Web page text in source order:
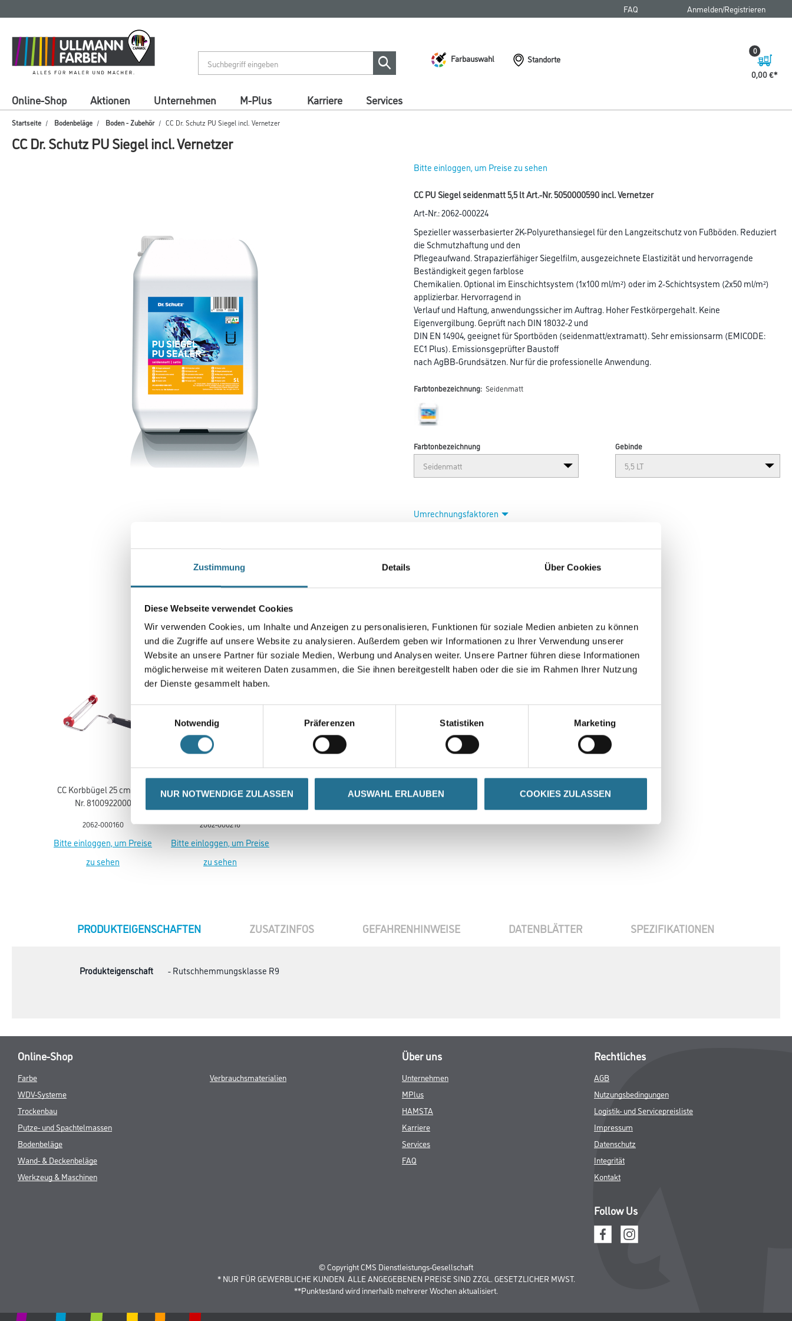
Zustimmung Details Über Cookies
Diese Webseite verwendet Cookies
Wir verwenden Cookies, um Inhalte und Anzeigen zu personalisieren, Funktionen für soziale Medien anbieten zu können
und die Zugriffe auf unsere Website zu analysieren. Außerdem geben wir Informationen zu Ihrer Verwendung unserer
Website an unsere Partner für soziale Medien, Werbung und Analysen weiter. Unsere Partner führen diese Informationen
möglicherweise mit weiteren Daten zusammen, die Sie ihnen bereitgestellt haben oder die sie im Rahmen Ihrer Nutzung
der Dienste gesammelt haben.
Notwendig
Präferenzen Statistiken Marketing
NUR NOTWENDIGE ZULASSEN AUSWAHL ERLAUBEN COOKIES ZULASSEN
springen
springen
FAQ Anmelden/Registrieren
Farbauswahl
Standorte
0,00 €
0
Online-Shop Aktionen Unternehmen M-Plus Karriere Services
Startseite Bodenbeläge Boden - Zubehör CC Dr. Schutz PU Siegel incl. Vernetzer
CC Dr. Schutz PU Siegel incl. Vernetzer
Bitte einloggen, um Preise zu sehen
CC PU Siegel seidenmatt 5,5 lt Art.-Nr. 5050000590 incl. Vernetzer
Art-Nr.:2062-000224
Spezieller wasserbasierter 2K-Polyurethansiegel für den Langzeitschutz von Fußböden. Reduziert
die Schmutzhaftung und den
Pflegeaufwand. Strapazierfähiger Siegelfilm, ausgezeichnete Elastizität und hervorragende
Beständigkeit gegen farblose
Chemikalien. Optional im Einschichtsystem (1x100 ml/m²) oder im 2-Schichtsystem (2x50 ml/m²)
applizierbar. Hervorragend in
Verlauf und Haftung, anwendungssicher im Auftrag. Hoher Festkörpergehalt. Keine
Eigenvergilbung. Geprüft nach DIN 18032-2 und
DIN EN 14904, geeignet für Sportböden (seidenmatt/extramatt). Sehr emissionsarm (EMICODE:
EC1 Plus). Emissionsgeprüfter Baustoff
nach AgBB-Grundsätzen. Nur für die professionelle Anwendung.
Farbtonbezeichnung: Seidenmatt
Farbtonbezeichnung Gebinde
Umrechnungsfaktoren
VIELLEICHT GEFÄLLT IHNEN AUCH...
CC Korbbügel 25 cm Art.-
Nr. 8100922000
2062-000160
Bitte einloggen, um Preise
zu sehen
CC Lackrolle Aquatop
2062-000216
Bitte einloggen, um Preise
zu sehen
CURRENT
PRODUKTEIGENSCHAFTEN ZUSATZINFOS GEFAHRENHINWEISE DATENBLÄTTER SPEZIFIKATIONEN
Produkteigenschaft - Rutschhemmungsklasse R9
Online-Shop
Farbe
WDV-Systeme
Trockenbau
Putze- und Spachtelmassen
Bodenbeläge
Wand- & Deckenbeläge
Werkzeug & Maschinen
Verbrauchsmaterialien
Über uns
Unternehmen
MPlus
HAMSTA
Karriere
Services
FAQ
Rechtliches
AGB
Nutzungsbedingungen
Logistik- und Servicepreisliste
Impressum
Datenschutz
Integrität
Kontakt
Follow Us
© Copyright CMS Dienstleistungs-Gesellschaft
* NUR FÜR GEWERBLICHE KUNDEN. ALLE ANGEGEBENEN PREISE SIND ZZGL. GESETZLICHER MWST.
**Punktestand wird innerhalb mehrerer Wochen aktualisiert.